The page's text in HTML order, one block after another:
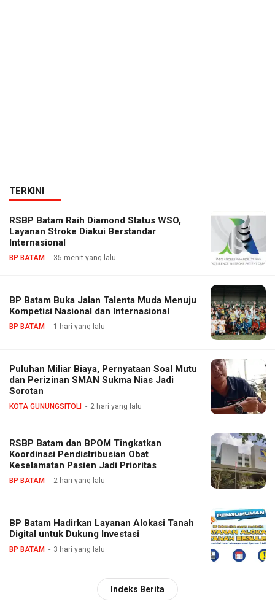
TERKINI
RSBP Batam Raih Diamond Status WSO,
Layanan Stroke Diakui Berstandar
Internasional
BP BATAM 35 menit yang lalu
BP Batam Buka Jalan Talenta Muda Menuju
Kompetisi Nasional dan Internasional
BP BATAM 1 hari yang lalu
Puluhan Miliar Biaya, Pernyataan Soal Mutu
dan Perizinan SMAN Sukma Nias Jadi
Sorotan
KOTA GUNUNGSITOLI 2 hari yang lalu
RSBP Batam dan BPOM Tingkatkan
Koordinasi Pendistribusian Obat
Keselamatan Pasien Jadi Prioritas
BP BATAM 2 hari yang lalu
BP Batam Hadirkan Layanan Alokasi Tanah
Digital untuk Dukung Investasi
BP BATAM 3 hari yang lalu
Indeks Berita